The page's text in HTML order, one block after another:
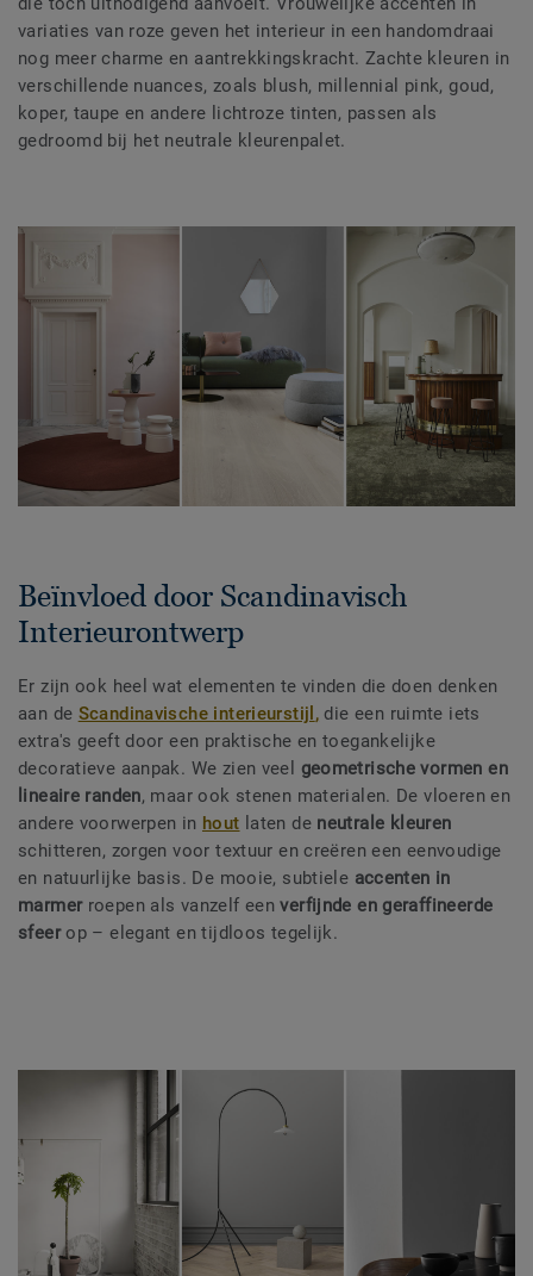
variaties van roze geven het interieur in een handomdraai
nog meer charme en aantrekkingskracht. Zachte kleuren in
verschillende nuances, zoals blush, millennial pink, goud,
koper, taupe en andere lichtroze tinten, passen als
gedroomd bij het neutrale kleurenpalet.
Beïnvloed door Scandinavisch
Interieurontwerp
Er zijn ook heel wat elementen te vinden die doen denken
aan de Scandinavische interieurstijl , die een ruimte iets
extra's geeft door een praktische en toegankelijke
decoratieve aanpak. We zien veel geometrische vormen en
lineaire randen, maar ook stenen materialen. De vloeren en
andere voorwerpen in hout laten de neutrale kleuren
schitteren, zorgen voor textuur en creëren een eenvoudige
en natuurlijke basis. De mooie, subtiele accenten in
marmerroepen als vanzelf eenverfijnde en geraffineerde
sfeerop – elegant en tijdloos tegelijk.